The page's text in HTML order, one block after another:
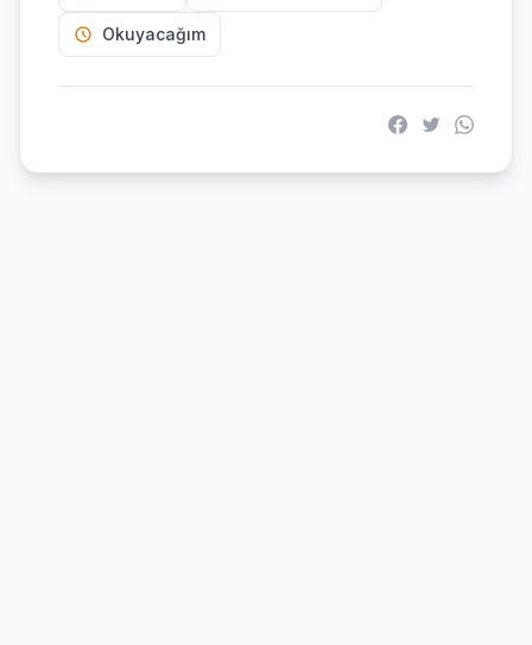
Okuyacağım